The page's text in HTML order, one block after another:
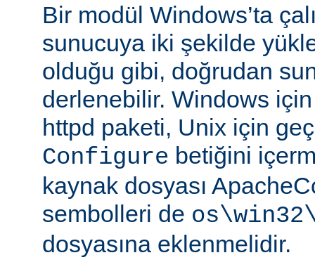
Bir modül Windows’ta
sunucuya iki şekilde
olduğu gibi, doğrudan
derlenebilir. Windows
httpd paketi, Unix için
Configure betiğini
kaynak dosyası
sembolleri de
dosyasına eklenmelidir.